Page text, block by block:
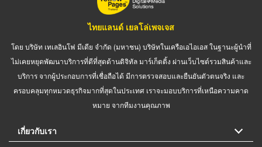
ไทยแลนด์ เยลโล่เพจเจส
โดย บริษัท เทเลอินโฟ มีเดีย จำกัด (มหาชน) บริษัทในเครือเอไอเอส ในฐานะผู้นำที่
ไม่เคยหยุดพัฒนาบริการที่ดีที่สุดด้านดิจิทัล มาร์เก็ตติ้ง ผ่านเว็บไซต์รวมสินค้าและ
บริการ จากผู้ประกอบการที่เชื่อถือได้ มีการตรวจสอบและยืนยันตัวตนจริง และ
ครอบคลุมทุกหมวดธุรกิจมากที่สุดในประเทศ เราจะมอบบริการที่เหนือความคาด
หมาย จากทีมงานคุณภาพ
เกี่ยวกับเรา